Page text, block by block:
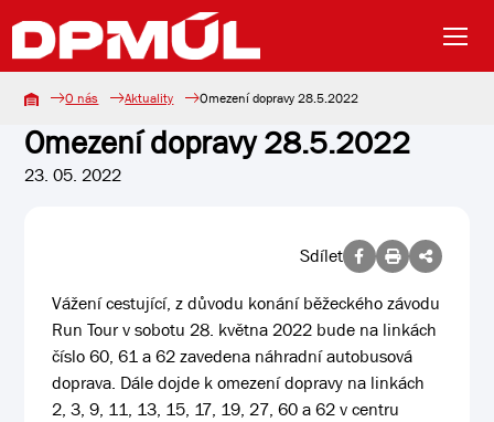
O nás Aktuality Omezení dopravy 28.5.2022
Omezení dopravy 28.5.2022
23. 05. 2022
Sdílet
Vážení cestující, z důvodu konání běžeckého závodu
Run Tour v sobotu 28. května 2022 bude na linkách
číslo 60, 61 a 62 zavedena náhradní autobusová
doprava. Dále dojde k omezení dopravy na linkách
2, 3, 9, 11, 13, 15, 17, 19, 27, 60 a 62 v centru